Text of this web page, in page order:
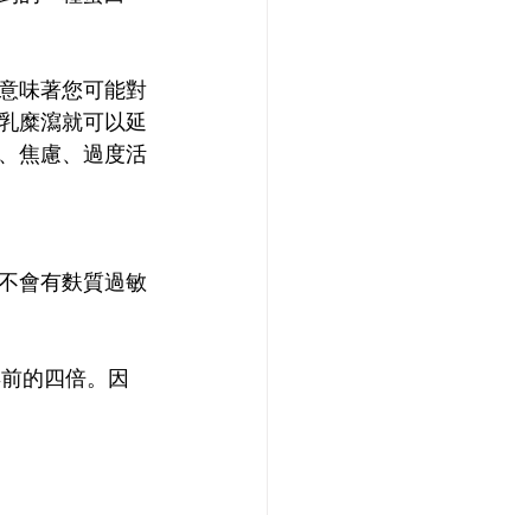
味著您可能對
糜瀉就可以延
焦慮、過度活
會有麩質過敏
的四倍。因